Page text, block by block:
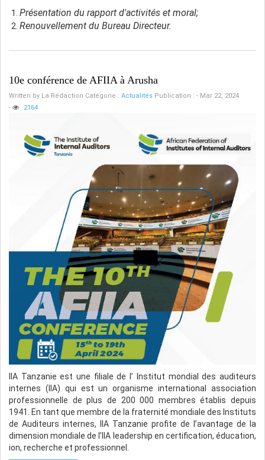
Présentation du rapport d'activités et moral;
Renouvellement du Bureau Directeur.
10e conférence de AFIIA à Arusha
Written by La Rédaction Catégorie : Actualités Publication : - Mar 22, 2024
-
2164
IIA Tanzanie est une filiale de l’ Institut mondial des auditeurs
internes (IIA) qui est un organisme international association
professionnelle de plus de 200 000 membres établis depuis
1941. En tant que membre de la fraternité mondiale des Instituts
de Auditeurs internes, IIA Tanzanie profite de l’avantage de la
dimension mondiale de l’IIA leadership en certification, éducation,
ion, recherche et professionnel.